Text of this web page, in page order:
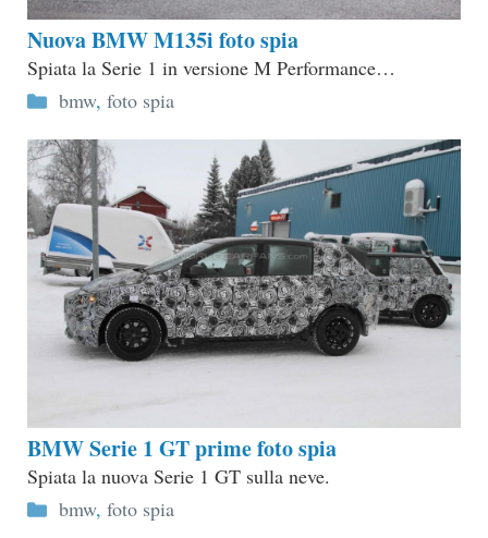
Nuova BMW M135i foto spia
Spiata la Serie 1 in versione M Performance…
Categorie
bmw, foto spia
BMW Serie 1 GT prime foto spia
Spiata la nuova Serie 1 GT sulla neve.
Categorie
bmw, foto spia